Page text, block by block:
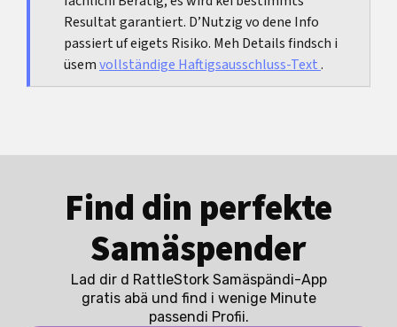
Grössenwert.
Resultat garantiert. D’Nutzig vo dene Info
passiert uf eigets Risiko. Meh Details findsch i
üsemvollständige Haftigsausschluss-Text.
Find din perfekte
Samäspender
Lad dir d RattleStork Samäspändi-App
gratis abä und find i wenige Minute
passendi Profii.